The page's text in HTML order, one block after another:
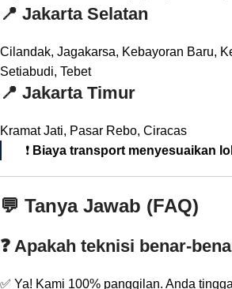
📍 Jakarta Selatan
Cilandak, Jagakarsa, Kebayoran Baru,
Setiabudi, Tebet
📍 Jakarta Timur
Kramat Jati, Pasar Rebo, Ciracas
❗ Biaya transport menyesuaikan
💬 Tanya Jawab (FAQ)
❓ Apakah teknisi benar-
✅ Ya! Kami 100% panggilan. Anda